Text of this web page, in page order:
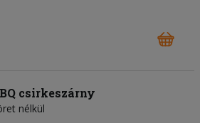
csirkeszárny
nélkül